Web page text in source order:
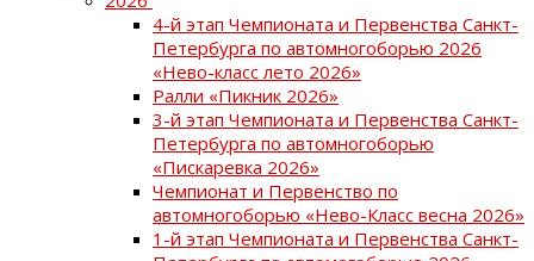
4-й этап Чемпионата и Первенства Санкт-
Петербурга по автомногоборью 2026
«Нево-класс лето 2026»
Ралли «Пикник 2026»
3-й этап Чемпионата и Первенства Санкт-
Петербурга по автомногоборью
«Пискаревка 2026»
Чемпионат и Первенство по
автомногоборью «Нево-Класс весна 2026»
1-й этап Чемпионата и Первенства Санкт-